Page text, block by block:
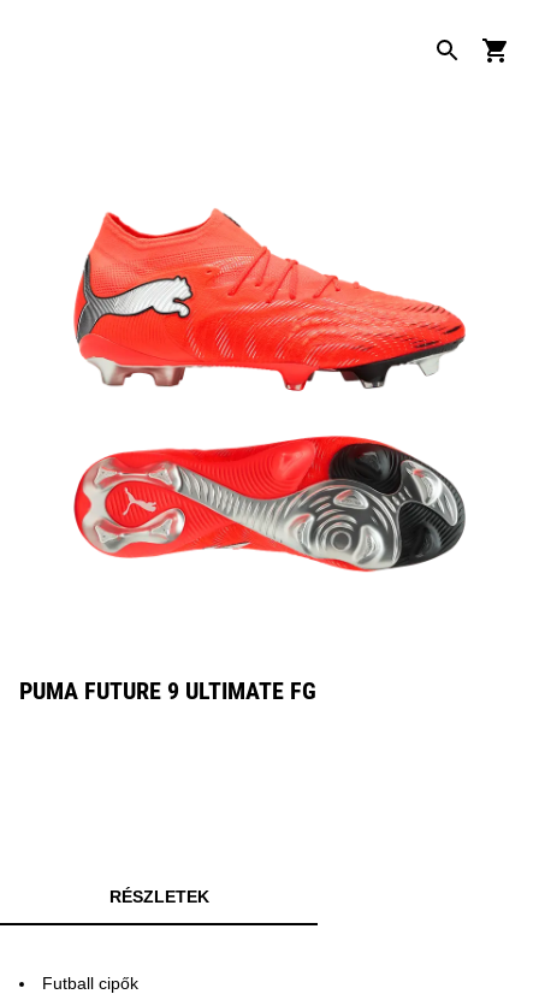
PUMA FUTURE 9 ULTIMATE FG
RÉSZLETEK
Futball cipők